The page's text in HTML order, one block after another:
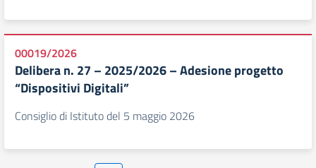
00019/2026
Delibera n. 27 – 2025/2026 – Adesione progetto
“Dispositivi Digitali”
Consiglio di Istituto del 5 maggio 2026